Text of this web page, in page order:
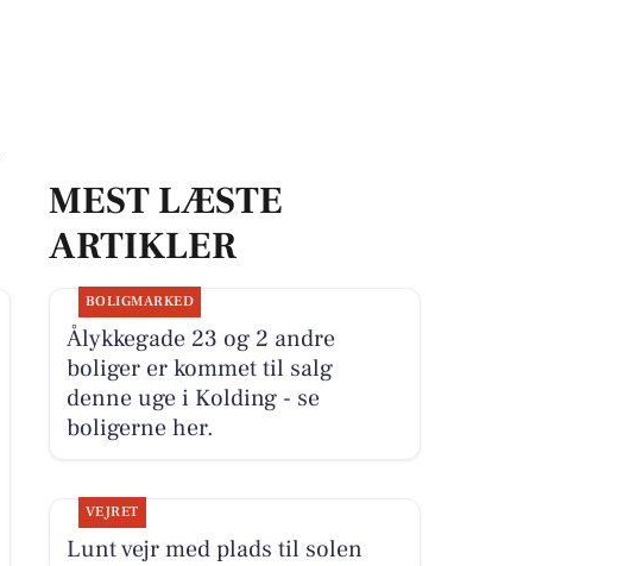
MEST LÆSTE
ARTIKLER
BOLIGMARKED
Ålykkegade 23 og 2 andre
boliger er kommet til salg
denne uge i Kolding - se
boligerne her.
VEJRET
Lunt vejr med plads til solen